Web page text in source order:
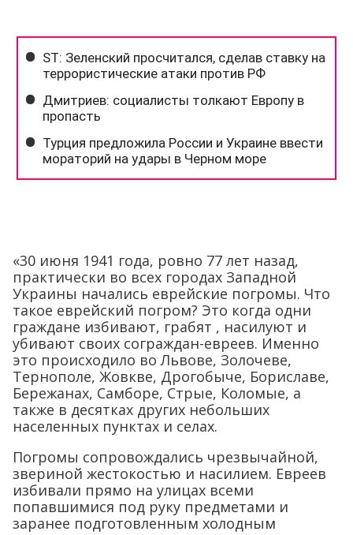
«30 июня 1941 года, ровно 77 лет назад,
практически во всех городах Западной
Украины начались еврейские погромы. Что
такое еврейский погром? Это когда одни
граждане избивают, грабят , насилуют и
убивают своих сограждан-евреев. Именно
это происходило во Львове, Золочеве,
Тернополе, Жовкве, Дрогобыче, Бориславе,
Бережанах, Самборе, Стрые, Коломые, а
также в десятках других небольших
населенных пунктах и селах.
Погромы сопровождались чрезвычайной,
звериной жестокостью и насилием. Евреев
избивали прямо на улицах всеми
попавшимися под руку предметами и
заранее подготовленным холодным